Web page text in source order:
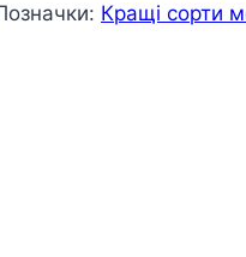
Кращі сорти